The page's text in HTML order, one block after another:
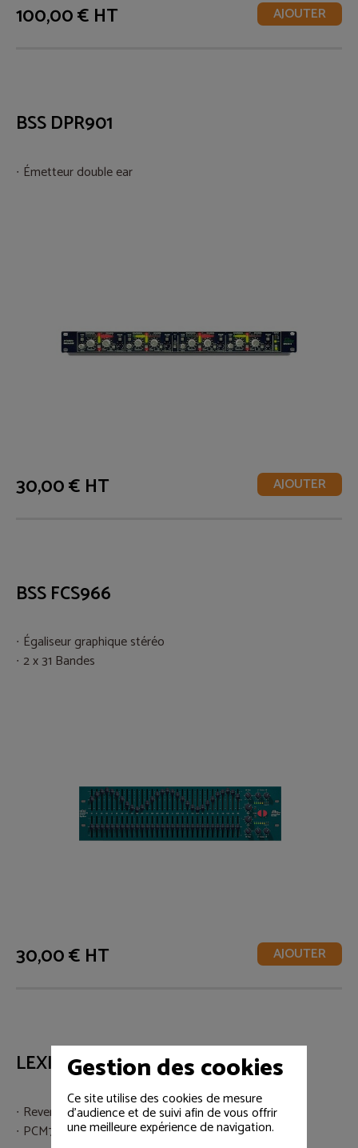
100,00 € HT AJOUTER
BSS DPR901
Émetteur double ear
30,00 € HT AJOUTER
BSS FCS966
Égaliseur graphique stéréo
2 x 31 Bandes
30,00 € HT AJOUTER
LEXICON PCM
Reverb numérique professionnelle
PCM70/80/81/91
Gestion des cookies
Ce site utilise des cookies de mesure
d'audience et de suivi afin de vous offrir
une meilleure expérience de navigation.